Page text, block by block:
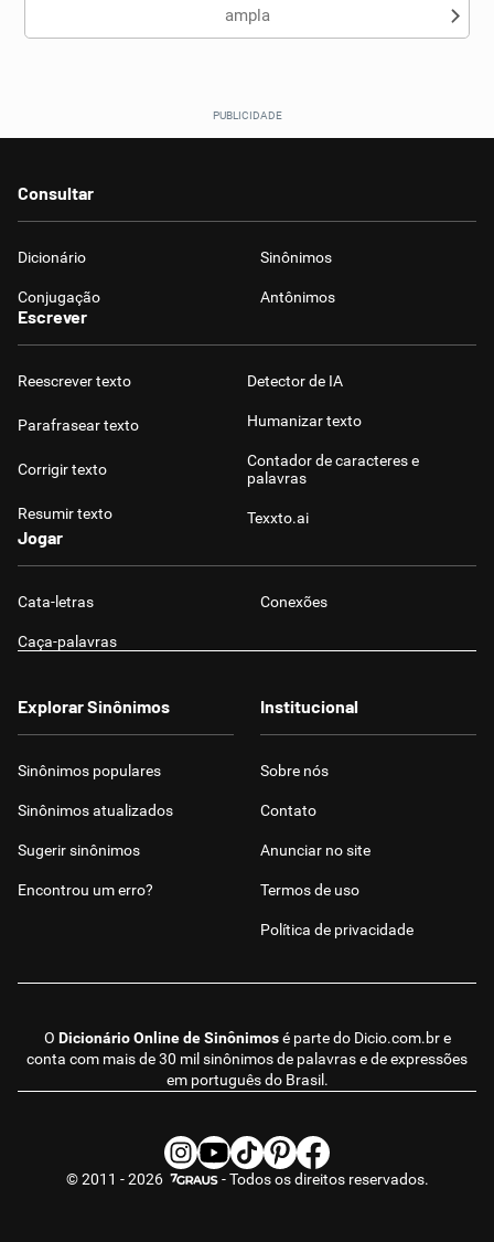
ampla
Consultar
Dicionário Sinônimos
Conjugação Antônimos
Escrever
Reescrever texto
Parafrasear texto
Corrigir texto
Resumir texto
Detector de IA
Humanizar texto
Contador de caracteres e
palavras
Texxto.ai
Jogar
Cata-letras Conexões
Caça-palavras
O Dicionário Online de Sinônimosé parte do Dicio.com.bre
conta com mais de 30 mil sinônimos de palavras e de expressões
em português do Brasil.
Explorar Sinônimos
Sinônimos populares
Sinônimos atualizados
Sugerir sinônimos
Encontrou um erro?
Institucional
Sobre nós
Contato
Anunciar no site
Termos de uso
Política de privacidade
© 2011 - 2026 - Todos os direitos reservados.